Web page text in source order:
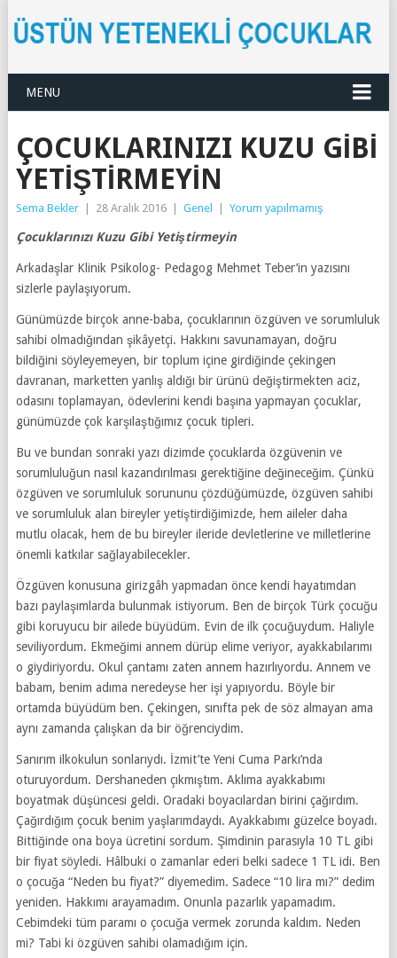
MENU
ÇOCUKLARINIZI KUZU GIBI
YETIŞTIRMEYIN
Sema Bekler 28 Aralık 2016 Genel Yorum yapılmamış
Çocuklarınızı Kuzu Gibi Yetiştirmeyin
Arkadaşlar Klinik Psikolog- Pedagog Mehmet Teber’in yazısını
sizlerle paylaşıyorum.
Günümüzde birçok anne-baba, çocuklarının özgüven ve sorumluluk
sahibi olmadığından şikâyetçi. Hakkını savunamayan, doğru
bildiğini söyleyemeyen, bir toplum içine girdiğinde çekingen
davranan, marketten yanlış aldığı bir ürünü değiştirmekten aciz,
odasını toplamayan, ödevlerini kendi başına yapmayan çocuklar,
günümüzde çok karşılaştığımız çocuk tipleri.
Bu ve bundan sonraki yazı dizimde çocuklarda özgüvenin ve
sorumluluğun nasıl kazandırılması gerektiğine değineceğim. Çünkü
özgüven ve sorumluluk sorununu çözdüğümüzde, özgüven sahibi
ve sorumluluk alan bireyler yetiştirdiğimizde, hem aileler daha
mutlu olacak, hem de bu bireyler ileride devletlerine ve milletlerine
önemli katkılar sağlayabilecekler.
Özgüven konusuna girizgâh yapmadan önce kendi hayatımdan
bazı paylaşımlarda bulunmak istiyorum. Ben de birçok Türk çocuğu
gibi koruyucu bir ailede büyüdüm. Evin de ilk çocuğuydum. Haliyle
seviliyordum. Ekmeğimi annem dürüp elime veriyor, ayakkabılarımı
o giydiriyordu. Okul çantamı zaten annem hazırlıyordu. Annem ve
babam, benim adıma neredeyse her işi yapıyordu. Böyle bir
ortamda büyüdüm ben. Çekingen, sınıfta pek de söz almayan ama
aynı zamanda çalışkan da bir öğrenciydim.
Sanırım ilkokulun sonlarıydı. İzmit’te Yeni Cuma Parkı’nda
oturuyordum. Dershaneden çıkmıştım. Aklıma ayakkabımı
boyatmak düşüncesi geldi. Oradaki boyacılardan birini çağırdım.
Çağırdığım çocuk benim yaşlarımdaydı. Ayakkabımı güzelce boyadı.
Bittiğinde ona boya ücretini sordum. Şimdinin parasıyla 10 TL gibi
bir fiyat söyledi. Hâlbuki o zamanlar ederi belki sadece 1 TL idi. Ben
o çocuğa “Neden bu fiyat?” diyemedim. Sadece “10 lira mı?” dedim
yeniden. Hakkımı arayamadım. Onunla pazarlık yapamadım.
Cebimdeki tüm paramı o çocuğa vermek zorunda kaldım. Neden
mi? Tabi ki özgüven sahibi olamadığım için.